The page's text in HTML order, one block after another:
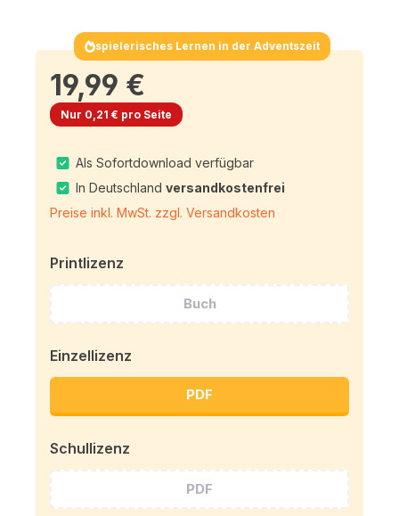
spielerisches Lernen in der Adventszeit
19,99 €
Nur 0,21 € pro Seite
Als Sofortdownload verfügbar
In Deutschlandversandkostenfrei
Preise inkl. MwSt. zzgl. Versandkosten
Printlizenz
Buch
Einzellizenz
PDF
Schullizenz
PDF